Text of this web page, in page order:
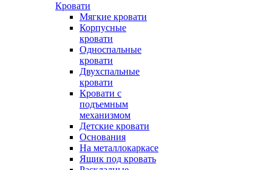
Кровати
Мягкие кровати
Корпусные
кровати
Односпальные
кровати
Двухспальные
кровати
Кровати с
подъемным
механизмом
Детские кровати
Основания
На металлокаркасе
Ящик под кровать